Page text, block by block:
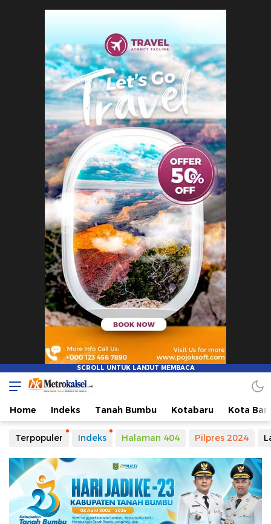
Metro Kalsel
Media Online Terkini, Faktual dan Mendidik
Home Indeks Tanah Bumbu Kotabaru Kota
Terpopuler Indeks Halaman 404 Pilpres 2024